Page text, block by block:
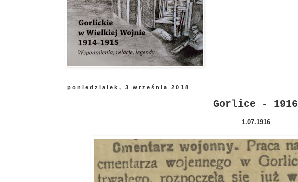
poniedziałek, 3 września 2018
Gorlice - 1916
1.07.1916